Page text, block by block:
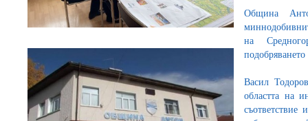
Община
на
Васил
областта на
съответствие